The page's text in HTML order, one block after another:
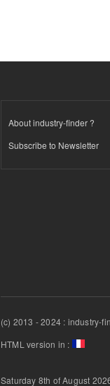
About industry-finder ?
Subscribe to Newsletter
(c) 2013 - 2024 : industry-
HTML version in :
Saturday 8th of August